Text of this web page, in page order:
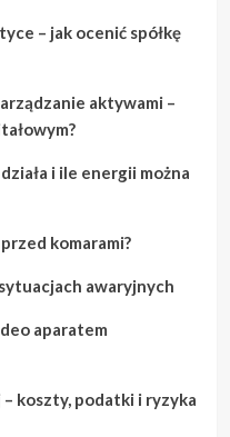
– jak ocenić spółkę
aktywami –
i ile energii można
komarami?
awaryjnych
aparatem
koszty, podatki i ryzyka